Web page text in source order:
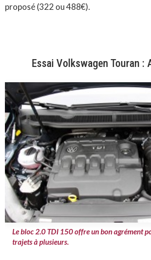
proposé (322 ou 488€).
Essai Volkswagen Touran :
Le bloc 2.0 TDI 150 offre un bon agrément
trajets à plusieurs.